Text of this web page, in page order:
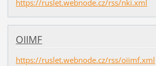
https://ruslet.webnode.cz/rss/nki.xml
OIIMF
https://ruslet.webnode.cz/rss/oiimf.xml